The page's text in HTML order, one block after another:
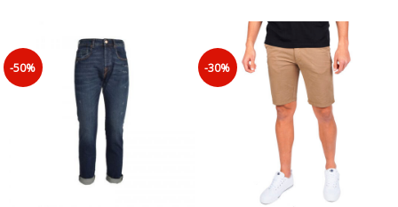
προϊόν
έχει
πολλαπλές
παραλλαγές.
Οι
επιλογές
μπορούν
να
το
προϊόν
έχει
πολλαπλές
παραλλαγές.
Οι
επιλογές
μπορούν
επιλεγούν
-50% -30%